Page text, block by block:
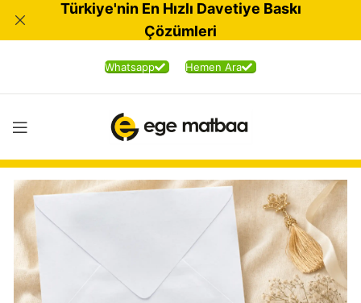
Whatsapp Hemen Ara
Türkiye'nin En Hızlı Davetiye Baskı
Çözümleri